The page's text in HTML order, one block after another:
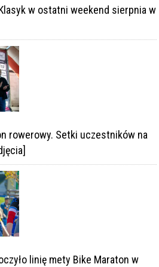
w ostatni weekend sierpnia w
rowerowy. Setki uczestników na
linię mety Bike Maraton w